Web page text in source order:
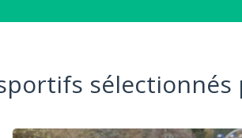
sélectionnés